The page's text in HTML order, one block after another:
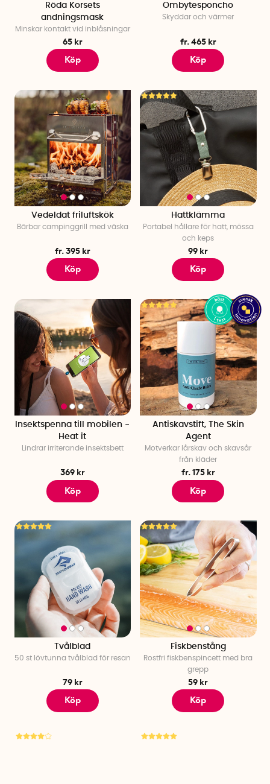
Röda Korsets
andningsmask
Minskar kontakt vid inblåsningar
65 kr
Köp
Ombytesponcho
Skyddar och värmer
fr. 465 kr
Köp
Vedeldat friluftskök
Bärbar campinggrill med väska
fr. 395 kr
Köp
Hattklämma
Portabel hållare för hatt, mössa
och keps
99 kr
Köp
Insektspenna till mobilen -
Heat it
Lindrar irriterande insektsbett
369 kr
Köp
Antiskavstift, The Skin
Agent
Motverkar lårskav och skavsår
från kläder
fr. 175 kr
Köp
Tvålblad
50 st lövtunna tvålblad för resan
79 kr
Köp
Fiskbenstång
Rostfri fiskbenspincett med bra
grepp
59 kr
Köp